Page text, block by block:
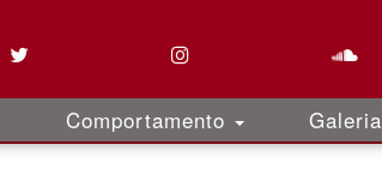
Comportamento Galeria